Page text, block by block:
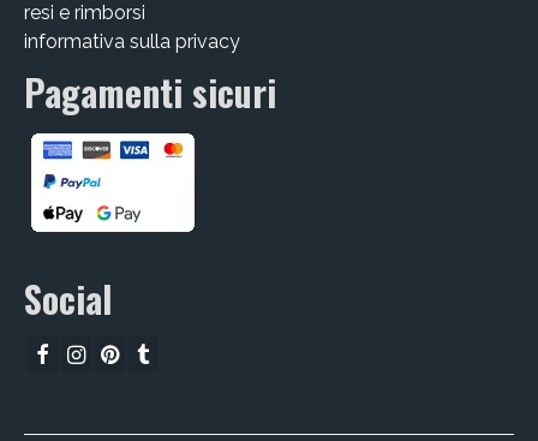
resi e rimborsi
informativa sulla privacy
Pagamenti sicuri
Social